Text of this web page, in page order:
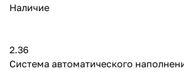
Наличие
2.36
Система автоматического